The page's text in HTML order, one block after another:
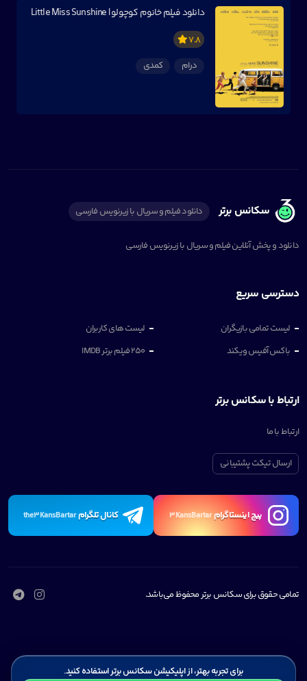
دانلود فیلم خانوم کوچولو | Little Miss Sunshine
7.8
درام
کمدی
سکانس برتر دانلود فیلم و سریال با زیرنویس فارسی
دانلود و پخش آنلاین فیلم و سریال با زیرنویس فارسی
دسترسی سریع
لیست تمامی بازیگران
لیست های کاربران
باکس آفیس ویکند
250 فیلم برتر IMDB
ارتباط با سکانس برتر
ارتباط با ما
ارسال تیکت پشتیبانی
پیچ اینستاگرام3KansBartar کانال تلگرامthe3KansBartar
تمامی حقوق برای سکانس برتر محفوظ می‌باشد.
برای تجربه بهتر، از اپلیکیشن سکانس برتر استفاده کنید.